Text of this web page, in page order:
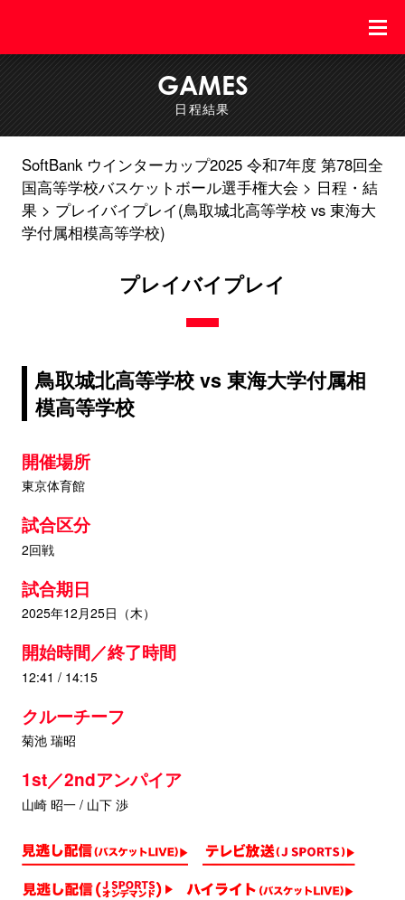
GAMES
日程結果
SoftBank ウインターカップ2025 令和7年度 第78回全
国高等学校バスケットボール選手権大会
日程・結
果
プレイバイプレイ(鳥取城北高等学校 vs 東海大
学付属相模高等学校)
プレイバイプレイ
鳥取城北高等学校 vs 東海大学付属相
模高等学校
開催場所
東京体育館
試合区分
2回戦
試合期日
2025年12月25日（木）
開始時間／終了時間
12:41 / 14:15
クルーチーフ
菊池 瑞昭
1st／2ndアンパイア
山崎 昭一 / 山下 渉